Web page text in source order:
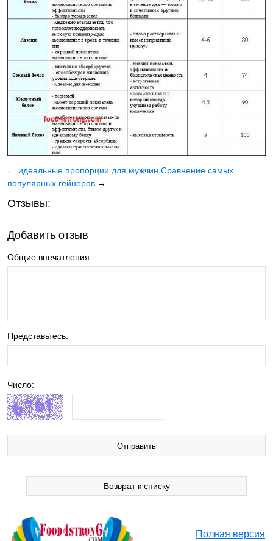
← идеальные пропорции для мужчин Сравнение самых
популярных гейнеров →
Отзывы:
Добавить отзыв
Общие впечатления:
Представьтесь:
Число:
Возврат к списку
Полная версия